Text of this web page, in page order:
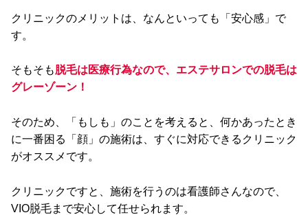
クリニックのメリットは、なんといっても「安心感」で
す。
そもそも脱毛は医療行為なので、エステサロンでの脱毛は
グレーゾーン！
そのため、「もしも」のことを考えると、何かあったとき
に一番困る「顔」の施術は、すぐに対応できるクリニック
がオススメです。
クリニックですと、施術を行うのは看護師さんなので、
VIO脱毛まで安心して任せられます。